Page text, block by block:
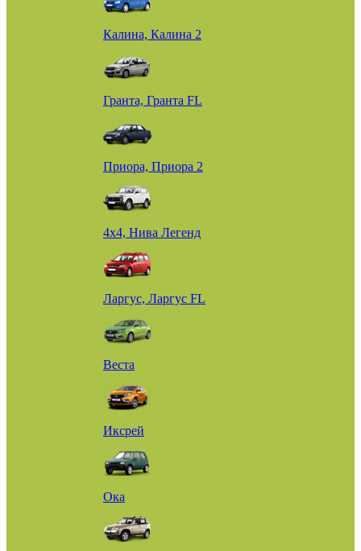
Калина, Калина 2
Гранта, Гранта FL
Приора, Приора 2
4х4, Нива Легенд
Ларгус, Ларгус FL
Веста
Иксрей
Ока